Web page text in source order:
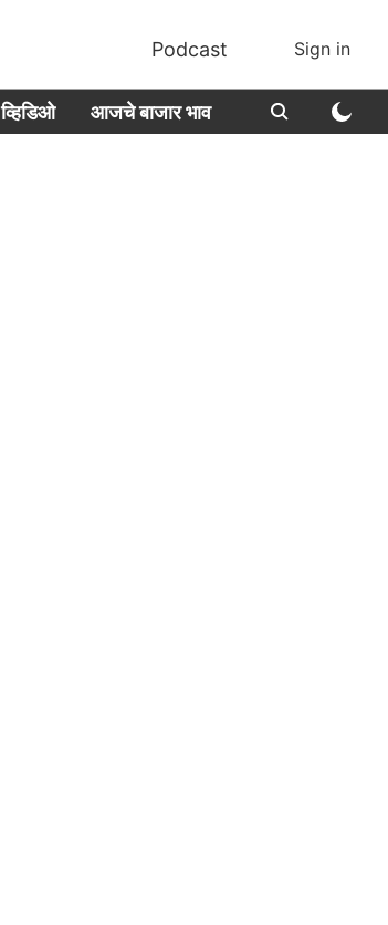
Podcast Sign in
व्हिडिओ आजचे बाजार भाव